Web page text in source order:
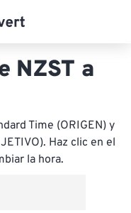
NZST a
Time (ORIGEN) y
Haz clic en el
la hora.